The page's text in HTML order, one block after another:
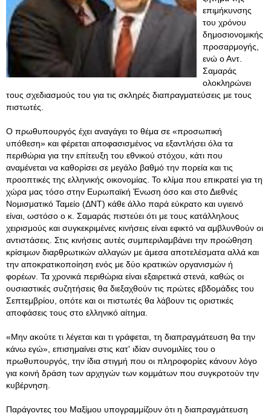
επιμήκυνσης
του χρόνου
δημοσιονομικής
προσαρμογής,
ενώ ο Αντ.
Σαμαράς
ολοκληρώνει
τους σχεδιασμούς του για τις σκληρές διαπραγματεύσεις με τους
πιστωτές.
Ο πρωθυπουργός έχει αναγάγει το θέμα σε «προσωπική
υπόθεση» και φέρεται αποφασισμένος να εξαντλήσει όλα τα
περιθώρια για την επίτευξη του εθνικού στόχου, κάτι που
αναμένεται να καθορίσει σε μεγάλο βαθμό την πορεία και τις
προοπτικές της ελληνικής οικονομίας. Το κλίμα που επικρατεί για τη
χώρα μας τόσο στην Ευρωπαϊκή Ένωση όσο και στο Διεθνές
Νομισματικό Ταμείο (ΔΝΤ) κάθε άλλο παρά εύκρατο και υγιεινό
είναι, ωστόσο ο κ. Σαμαράς πιστεύει ότι με τους κατάλληλους
χειρισμούς και συγκεκριμένες κινήσεις είναι εφικτό να αμβλυνθούν οι
αντιστάσεις. Στις κινήσεις αυτές συμπεριλαμβάνει την προώθηση
κρίσιμων διαρθρωτικών αλλαγών με άμεσα αποτελέσματα αλλά και
την αποκρατικοποίηση ενός με δύο κρατικών οργανισμών ή
φορέων. Τα χρονικά περιθώρια είναι εξαιρετικά στενά, καθώς οι
ουσιαστικές συζητήσεις θα διεξαχθούν τις πρώτες εβδομάδες του
Σεπτεμβρίου, οπότε και οι πιστωτές θα λάβουν τις οριστικές
αποφάσεις τους στο ελληνικό αίτημα.
«Μην ακούτε τι λέγεται και τι γράφεται, τη διαπραγμάτευση θα την
κάνω εγώ», επισημαίνει στις κατ' ιδίαν συνομιλίες του ο
πρωθυπουργός, την ίδια στιγμή που οι πληροφορίες κάνουν λόγο
για κοινή δράση των αρχηγών των κομμάτων που συγκροτούν την
κυβέρνηση.
Παράγοντες του Μαξίμου υπογραμμίζουν ότι η διαπραγμάτευση